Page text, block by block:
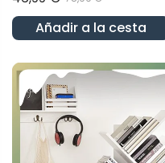
Añadir a la cesta